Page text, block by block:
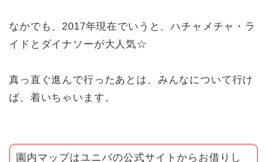
なかでも、2017年現在でいうと、ハチャメチャ・ラ
イドとダイナソーが大人気☆
真っ直ぐ進んで行ったあとは、みんなについて行け
ば、着いちゃいます。
園内マップはユニバの公式サイトからお借りし